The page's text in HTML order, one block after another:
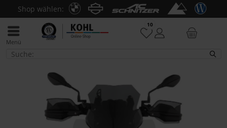
Shop wählen:
10
Menü
S 1000 XR (ab 2020)